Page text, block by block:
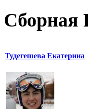
Сборная
Тудегешева Екатерина